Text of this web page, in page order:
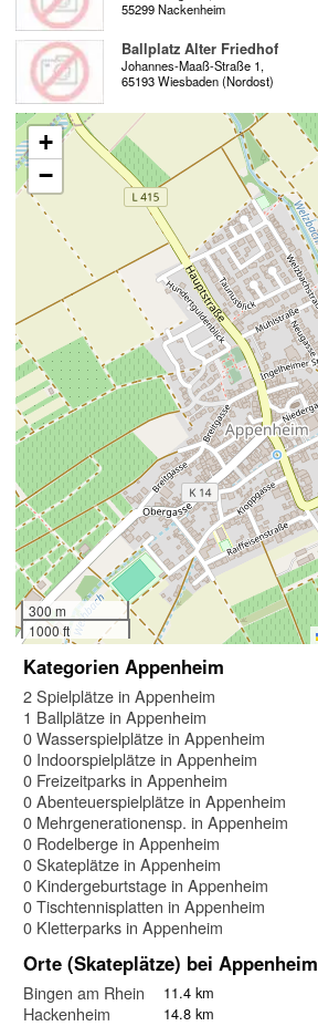
55299 Nackenheim
Ballplatz Alter Friedhof
Johannes-Maaß-Straße 1,
65193 Wiesbaden (Nordost)
+
−
300 m
1000 ft
Kategorien Appenheim
2 Spielplätze in Appenheim
1 Ballplätze in Appenheim
0 Wasserspielplätze in Appenheim
0 Indoorspielplätze in Appenheim
0 Freizeitparks in Appenheim
0 Abenteuerspielplätze in Appenheim
0 Mehrgenerationensp. in Appenheim
0 Rodelberge in Appenheim
0 Skateplätze in Appenheim
0 Kindergeburtstage in Appenheim
0 Tischtennisplatten in Appenheim
0 Kletterparks in Appenheim
Orte (Skateplätze) bei Appenheim
Bingen am Rhein 11.4 km
Hackenheim 14.8 km